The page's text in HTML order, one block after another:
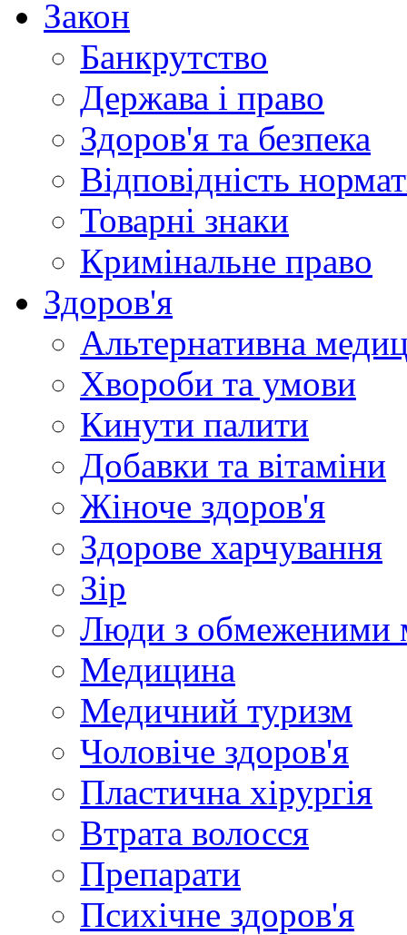
Закон
Банкрутство
Держава і право
Здоров'я та безпека
Відповідність
Товарні знаки
Кримінальне право
Здоров'я
Альтернативна
Хвороби та умови
Кинути палити
Добавки та вітаміни
Жіноче здоров'я
Здорове харчування
Зір
Люди з обмеженими
Медицина
Медичний туризм
Чоловіче здоров'я
Пластична хірургія
Втрата волосся
Препарати
Психічне здоров'я